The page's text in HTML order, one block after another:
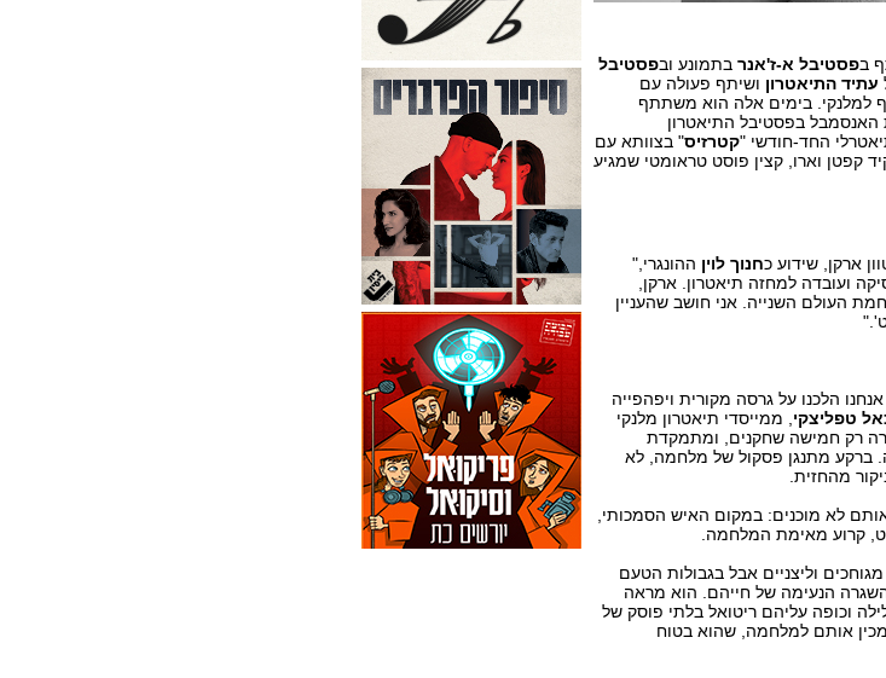
בפסטיבל א-ז'אנר בתמונע ובפסטיבל
עתיד התיאטרון ושיתף פעולה עם
למלנקי. בימים אלה הוא משתתף
האנסמבל בפסטיבל התיאטרון
החד-חודשי "קטרזיס" בצוותא עם
וארו, קצין פוסט טראומטי שמגיע
חנוך לוין ההונגרי,"
ועובדה למחזה תיאטרון. ארקן,
העולם השנייה. אני חושב שהעניין
. אנחנו הלכנו על גרסה מקורית ויפהפייה
טפליצקי , ממייסדי תיאטרון מלנקי
רק חמישה שחקנים, ומתמקדת
ברקע מתנגן פסקול של מלחמה, לא
מהחזית.
לא מוכנים: במקום האיש הסמכותי,
קרוע מאימת המלחמה.
וליצניים אבל בגבולות הטעם
הנעימה של חייהם. הוא מראה
וכופה עליהם ריטואל בלתי פוסק של
אותם למלחמה, שהוא בטוח